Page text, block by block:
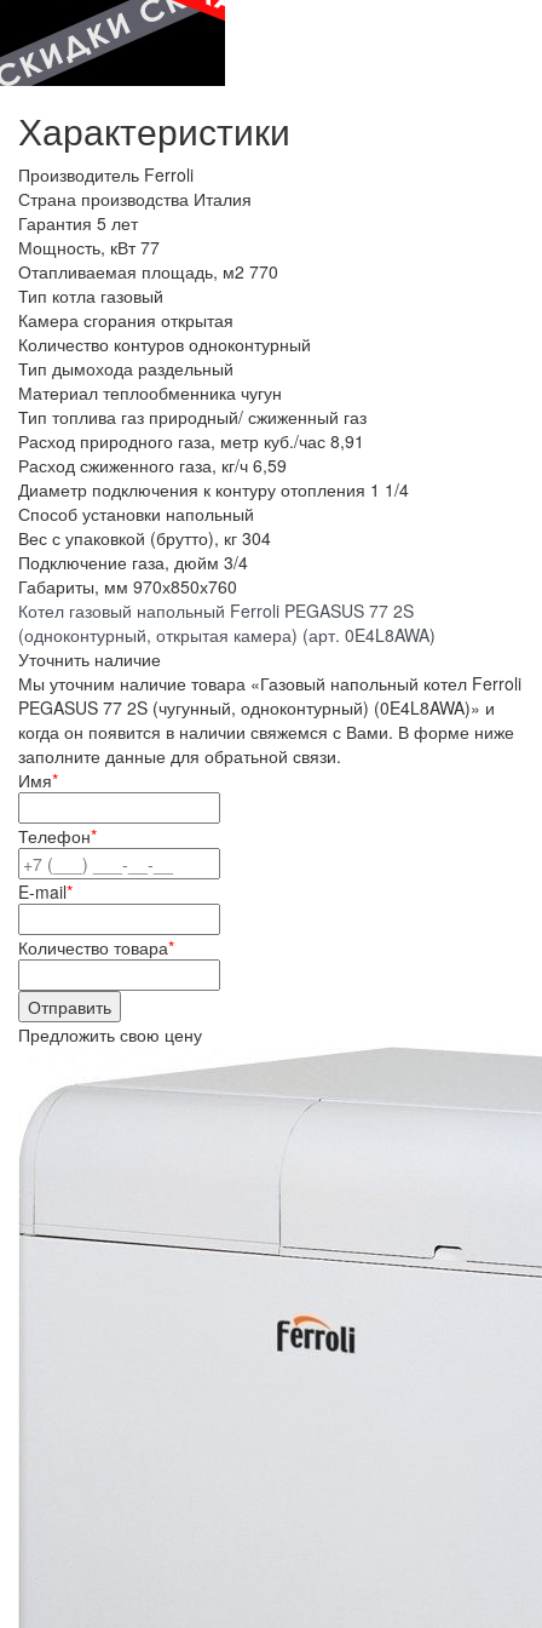
Характеристики
Производитель Ferroli
Страна производства Италия
Гарантия 5 лет
Мощность, кВт 77
Отапливаемая площадь, м2 770
Тип котла газовый
Камера сгорания открытая
Количество контуров одноконтурный
Тип дымохода раздельный
Материал теплообменника чугун
Тип топлива газ природный/ сжиженный газ
Расход природного газа, метр куб./час 8,91
Расход сжиженного газа, кг/ч 6,59
Диаметр подключения к контуру отопления 1 1/4
Способ установки напольный
Вес с упаковкой (брутто), кг 304
Подключение газа, дюйм 3/4
Габариты, мм 970х850х760
Котел газовый напольный Ferroli PEGASUS 77 2S
(одноконтурный, открытая камера) (арт. 0E4L8AWA)
Уточнить наличие
Мы уточним наличие товара «Газовый напольный котел Ferroli
PEGASUS 77 2S (чугунный, одноконтурный) (0E4L8AWA)» и
когда он появится в наличии свяжемся с Вами. В форме ниже
заполните данные для обратьной связи.
Имя*
Телефон*
E-mail*
Количество товара*
Предложить свою цену